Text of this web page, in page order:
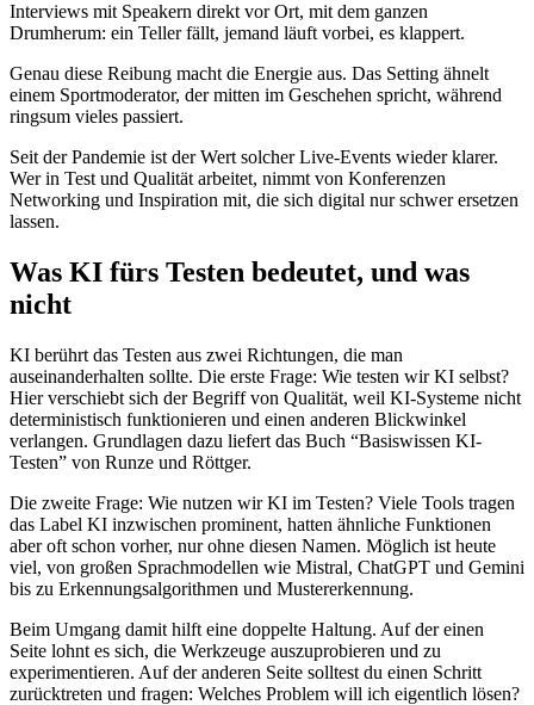
Interviews mit Speakern direkt vor Ort, mit dem ganzen
Drumherum: ein Teller fällt, jemand läuft vorbei, es klappert.
Genau diese Reibung macht die Energie aus. Das Setting ähnelt
einem Sportmoderator, der mitten im Geschehen spricht, während
ringsum vieles passiert.
Seit der Pandemie ist der Wert solcher Live-Events wieder klarer.
Wer in Test und Qualität arbeitet, nimmt von Konferenzen
Networking und Inspiration mit, die sich digital nur schwer ersetzen
lassen.
Was KI fürs Testen bedeutet, und was
nicht
KI berührt das Testen aus zwei Richtungen, die man
auseinanderhalten sollte. Die erste Frage: Wie testen wir KI selbst?
Hier verschiebt sich der Begriff von Qualität, weil KI-Systeme nicht
deterministisch funktionieren und einen anderen Blickwinkel
verlangen. Grundlagen dazu liefert das Buch “Basiswissen KI-
Testen” von Runze und Röttger.
Die zweite Frage: Wie nutzen wir KI im Testen? Viele Tools tragen
das Label KI inzwischen prominent, hatten ähnliche Funktionen
aber oft schon vorher, nur ohne diesen Namen. Möglich ist heute
viel, von großen Sprachmodellen wie Mistral, ChatGPT und Gemini
bis zu Erkennungsalgorithmen und Mustererkennung.
Beim Umgang damit hilft eine doppelte Haltung. Auf der einen
Seite lohnt es sich, die Werkzeuge auszuprobieren und zu
experimentieren. Auf der anderen Seite solltest du einen Schritt
zurücktreten und fragen: Welches Problem will ich eigentlich lösen?